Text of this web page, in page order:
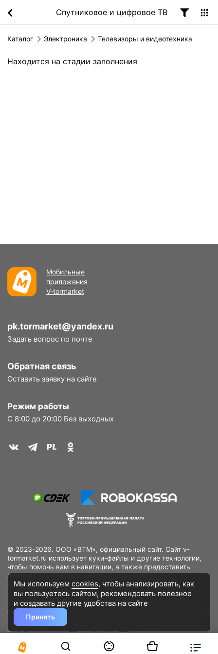
Спутниковое и цифровое ТВ
Каталог Электроника Телевизоры и видеотехника
Находится на стадии заполнения
Мобильные
приложения
V-tormarket
pk.tormarket@yandex.ru
Задать вопрос по почте
Обратная связь
Оставить заявку на сайте
Режим работы
С 8:00 до 20:00 Без выходных
© 2023-2026. ООО «ВТМ», официальный сайт. Сайт v-
tormarket.ru использует куки-файлы и другие технологии,
чтобы помочь вам в навигации, а также предоставить
лучший пользовательский опыт, анализировать
использование наших продуктов и услуг, повысить
качество рекламных и маркетинговых активностей. Если
Вы не хотите, чтобы Ваши пользовательские данные
обрабатывались, пожалуйста, ограничьте их использование
в своём браузере.
конфиденциальности
Разработано DST Global
Мы используем cookies, чтобы анализировать, как
вы пользуетесь сайтом, рекомендовать полезное
и создавать другие удобства на сайте
Принять